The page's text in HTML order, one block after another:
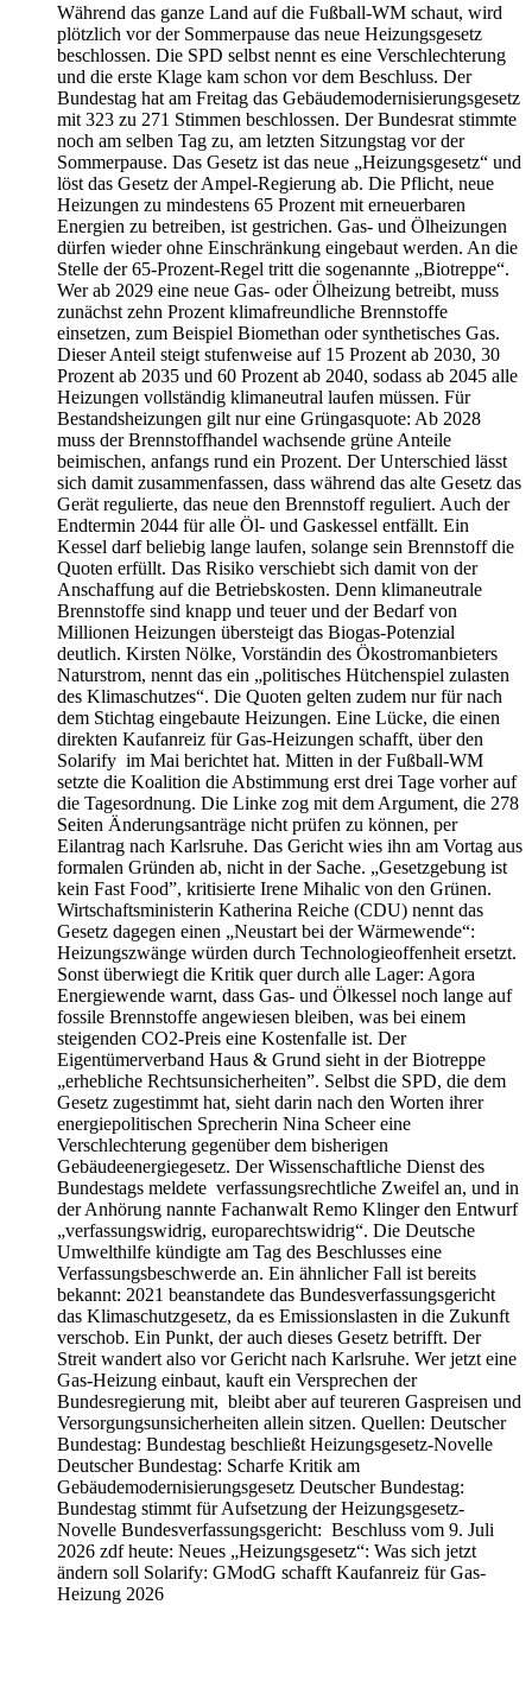
Während das ganze Land auf die Fußball-WM schaut, wird
plötzlich vor der Sommerpause das neue Heizungsgesetz
beschlossen. Die SPD selbst nennt es eine Verschlechterung
und die erste Klage kam schon vor dem Beschluss. Der
Bundestag hat am Freitag das Gebäudemodernisierungsgesetz
mit 323 zu 271 Stimmen beschlossen. Der Bundesrat stimmte
noch am selben Tag zu, am letzten Sitzungstag vor der
Sommerpause. Das Gesetz ist das neue „Heizungsgesetz“ und
löst das Gesetz der Ampel-Regierung ab. Die Pflicht, neue
Heizungen zu mindestens 65 Prozent mit erneuerbaren
Energien zu betreiben, ist gestrichen. Gas- und Ölheizungen
dürfen wieder ohne Einschränkung eingebaut werden. An die
Stelle der 65-Prozent-Regel tritt die sogenannte „Biotreppe“.
Wer ab 2029 eine neue Gas- oder Ölheizung betreibt, muss
zunächst zehn Prozent klimafreundliche Brennstoffe
einsetzen, zum Beispiel Biomethan oder synthetisches Gas.
Dieser Anteil steigt stufenweise auf 15 Prozent ab 2030, 30
Prozent ab 2035 und 60 Prozent ab 2040, sodass ab 2045 alle
Heizungen vollständig klimaneutral laufen müssen. Für
Bestandsheizungen gilt nur eine Grüngasquote: Ab 2028
muss der Brennstoffhandel wachsende grüne Anteile
beimischen, anfangs rund ein Prozent. Der Unterschied lässt
sich damit zusammenfassen, dass während das alte Gesetz das
Gerät regulierte, das neue den Brennstoff reguliert. Auch der
Endtermin 2044 für alle Öl- und Gaskessel entfällt. Ein
Kessel darf beliebig lange laufen, solange sein Brennstoff die
Quoten erfüllt. Das Risiko verschiebt sich damit von der
Anschaffung auf die Betriebskosten. Denn klimaneutrale
Brennstoffe sind knapp und teuer und der Bedarf von
Millionen Heizungen übersteigt das Biogas-Potenzial
deutlich. Kirsten Nölke, Vorständin des Ökostromanbieters
Naturstrom, nennt das ein „politisches Hütchenspiel zulasten
des Klimaschutzes“. Die Quoten gelten zudem nur für nach
dem Stichtag eingebaute Heizungen. Eine Lücke, die einen
direkten Kaufanreiz für Gas-Heizungen schafft, über den
Solarify im Mai berichtet hat. Mitten in der Fußball-WM
setzte die Koalition die Abstimmung erst drei Tage vorher auf
die Tagesordnung. Die Linke zog mit dem Argument, die 278
Seiten Änderungsanträge nicht prüfen zu können, per
Eilantrag nach Karlsruhe. Das Gericht wies ihn am Vortag aus
formalen Gründen ab, nicht in der Sache. „Gesetzgebung ist
kein Fast Food”, kritisierte Irene Mihalic von den Grünen.
Wirtschaftsministerin Katherina Reiche (CDU) nennt das
Gesetz dagegen einen „Neustart bei der Wärmewende“:
Heizungszwänge würden durch Technologieoffenheit ersetzt.
Sonst überwiegt die Kritik quer durch alle Lager: Agora
Energiewende warnt, dass Gas- und Ölkessel noch lange auf
fossile Brennstoffe angewiesen bleiben, was bei einem
steigenden CO2-Preis eine Kostenfalle ist. Der
Eigentümerverband Haus & Grund sieht in der Biotreppe
„erhebliche Rechtsunsicherheiten”. Selbst die SPD, die dem
Gesetz zugestimmt hat, sieht darin nach den Worten ihrer
energiepolitischen Sprecherin Nina Scheer eine
Verschlechterung gegenüber dem bisherigen
Gebäudeenergiegesetz. Der Wissenschaftliche Dienst des
Bundestags meldete verfassungsrechtliche Zweifel an, und in
der Anhörung nannte Fachanwalt Remo Klinger den Entwurf
„verfassungswidrig, europarechtswidrig“. Die Deutsche
Umwelthilfe kündigte am Tag des Beschlusses eine
Verfassungsbeschwerde an. Ein ähnlicher Fall ist bereits
bekannt: 2021 beanstandete das Bundesverfassungsgericht
das Klimaschutzgesetz, da es Emissionslasten in die Zukunft
verschob. Ein Punkt, der auch dieses Gesetz betrifft. Der
Streit wandert also vor Gericht nach Karlsruhe. Wer jetzt eine
Gas-Heizung einbaut, kauft ein Versprechen der
Bundesregierung mit, bleibt aber auf teureren Gaspreisen und
Versorgungsunsicherheiten allein sitzen. Quellen: Deutscher
Bundestag: Bundestag beschließt Heizungsgesetz-Novelle
Deutscher Bundestag: Scharfe Kritik am
Gebäudemodernisierungsgesetz Deutscher Bundestag:
Bundestag stimmt für Aufsetzung der Heizungsgesetz-
Novelle Bundesverfassungsgericht: Beschluss vom 9. Juli
2026 zdf heute: Neues „Heizungsgesetz“: Was sich jetzt
ändern soll Solarify: GModG schafft Kaufanreiz für Gas-
Heizung 2026